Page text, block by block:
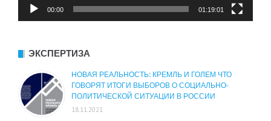
00:00 01:19:01
ЭКСПЕРТИЗА
НОВАЯ РЕАЛЬНОСТЬ: КРЕМЛЬ И ГОЛЕМ ЧТО
ГОВОРЯТ ИТОГИ ВЫБОРОВ О СОЦИАЛЬНО-
ПОЛИТИЧЕСКОЙ СИТУАЦИИ В РОССИИ
18.11.2021